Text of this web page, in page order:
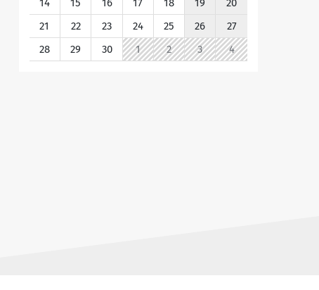
14
15 16 17 18 19
20
21
22 23 24 25 26
27
28
29 30 1 2 3 4